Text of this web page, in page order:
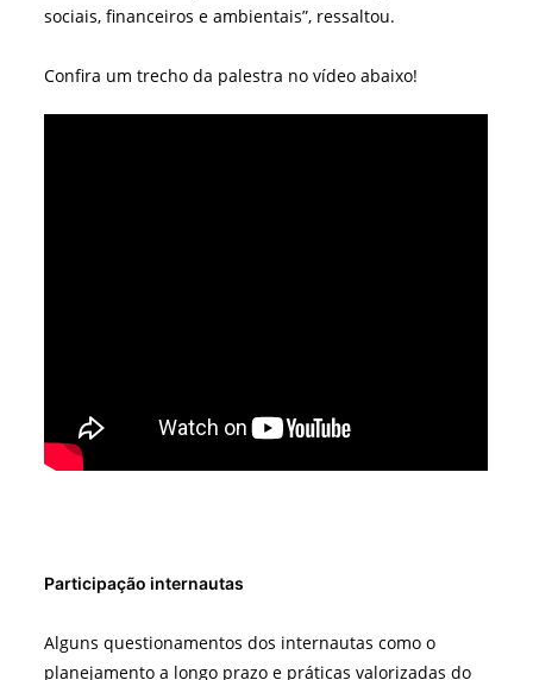
sociais, financeiros e ambientais”, ressaltou.
Confira um trecho da palestra no vídeo abaixo!
Participação internautas
Alguns questionamentos dos internautas como o
planejamento a longo prazo e práticas valorizadas do